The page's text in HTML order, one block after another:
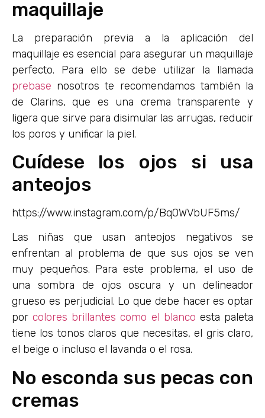
maquillaje
La preparación previa a la aplicación del
maquillaje es esencial para asegurar un maquillaje
perfecto. Para ello se debe utilizar la llamada
prebase nosotros te recomendamos también la
de Clarins, que es una crema transparente y
ligera que sirve para disimular las arrugas, reducir
los poros y unificar la piel.
Cuídese los ojos si usa
anteojos
https://www.instagram.com/p/Bq0WVbUF5ms/
Las niñas que usan anteojos negativos se
enfrentan al problema de que sus ojos se ven
muy pequeños. Para este problema, el uso de
una sombra de ojos oscura y un delineador
grueso es perjudicial. Lo que debe hacer es optar
porcolores brillantes como el blanco esta paleta
tiene los tonos claros que necesitas, el gris claro,
el beige o incluso el lavanda o el rosa.
No esconda sus pecas con
cremas